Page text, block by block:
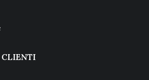
CLIENTI